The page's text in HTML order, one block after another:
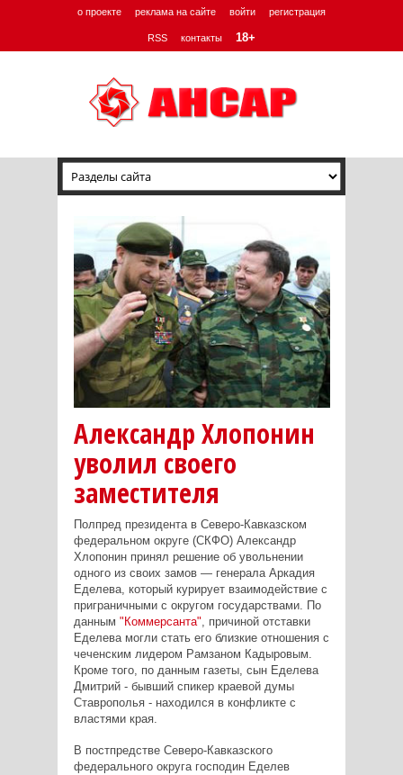
о проекте реклама на сайте войти регистрация
RSS контакты 18+
Александр Хлопонин
уволил своего
заместителя
Полпред президента в Северо-Кавказском
федеральном округе (СКФО) Александр
Хлопонин принял решение об увольнении
одного из своих замов — генерала Аркадия
Еделева, который курирует взаимодействие с
приграничными с округом государствами. По
данным "Коммерсанта", причиной отставки
Еделева могли стать его близкие отношения с
чеченским лидером Рамзаном Кадыровым.
Кроме того, по данным газеты, сын Еделева
Дмитрий - бывший спикер краевой думы
Ставрополья - находился в конфликте с
властями края.
В постпредстве Северо-Кавказского
федерального округа господин Еделев